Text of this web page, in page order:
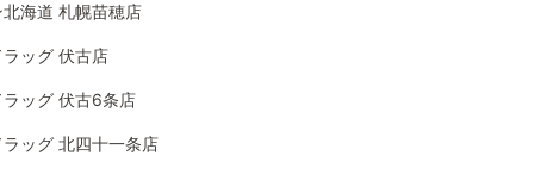
北海道 札幌苗穂店
ッグ 伏古店
ッグ 伏古6条店
ッグ 北四十一条店